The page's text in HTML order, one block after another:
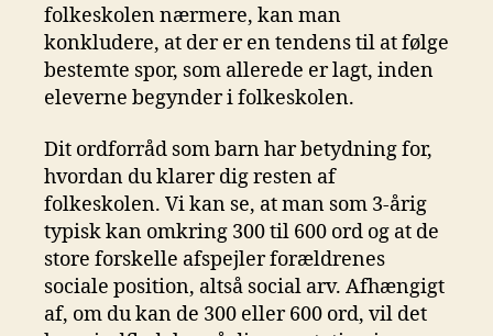
folkeskolen nærmere, kan man
konkludere, at der er en tendens til at følge
bestemte spor, som allerede er lagt, inden
eleverne begynder i folkeskolen.
Dit ordforråd som barn har betydning for,
hvordan du klarer dig resten af
folkeskolen. Vi kan se, at man som 3-årig
typisk kan omkring 300 til 600 ord og at de
store forskelle afspejler forældrenes
sociale position, altså social arv. Afhængigt
af, om du kan de 300 eller 600 ord, vil det